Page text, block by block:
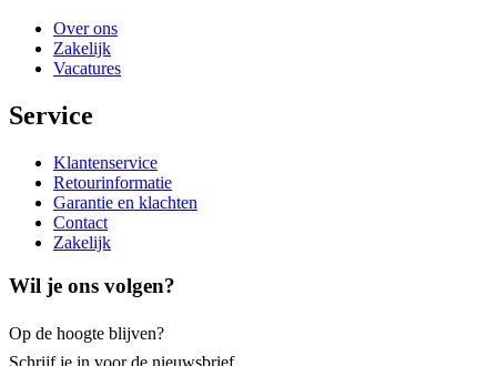
Over ons
Zakelijk
Vacatures
Service
Klantenservice
Retourinformatie
Garantie en klachten
Contact
Zakelijk
Wil je ons volgen?
Op de hoogte blijven?
Schrijf je in voor de nieuwsbrief